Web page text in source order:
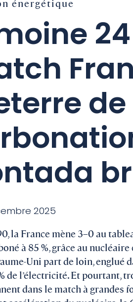
énergétique
de
2025
la France mène 3–0 au
à 85 %, grâce au
Uni part de loin, englué
de l’électricité. Et pourtant,
dans le match à grandes